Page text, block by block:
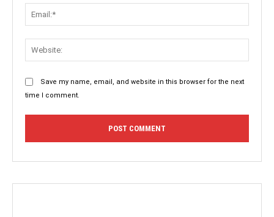
Save my name, email, and website in this browser for the next
time I comment.